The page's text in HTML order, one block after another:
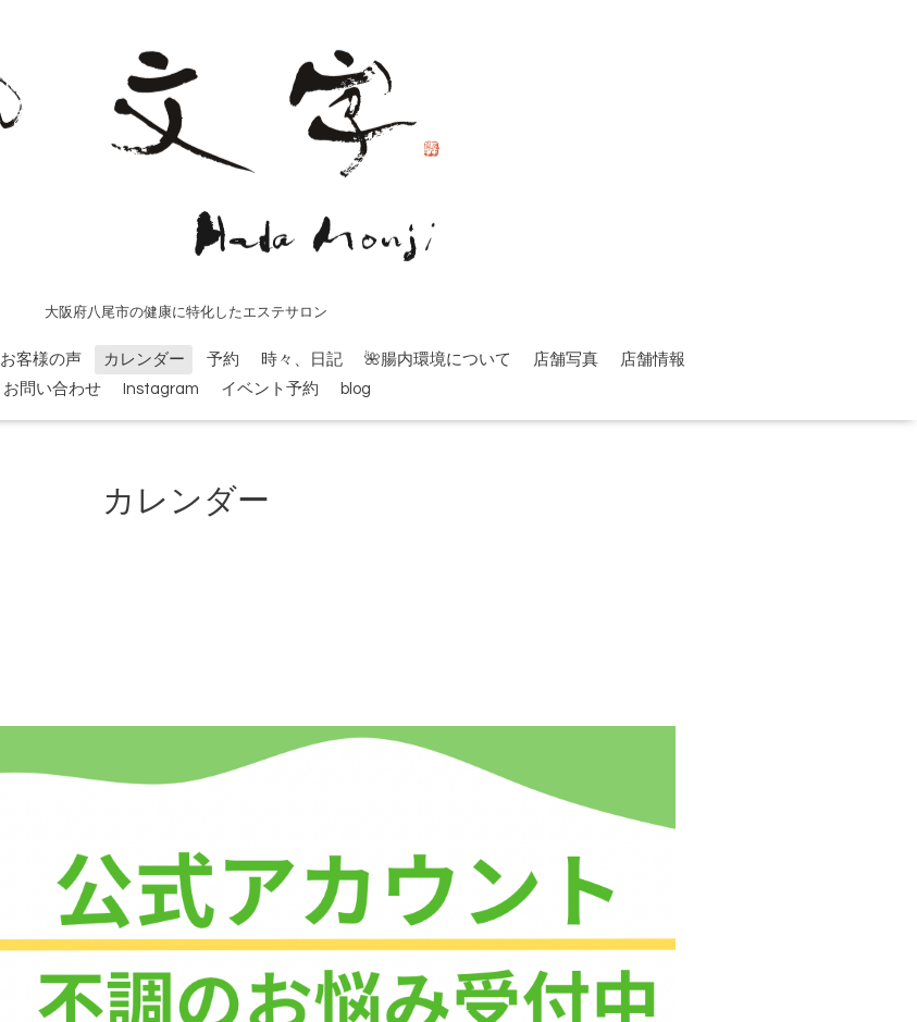
大阪府八尾市の健康に特化したエステサロン
お客様の声 カレンダー 予約 時々、日記 🌺腸内環境について 店舗写真
店舗情報
お問い合わせ
Instagram イベント予約 blog
カレンダー